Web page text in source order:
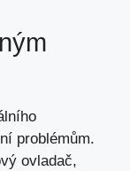
problémům.
ovladač,